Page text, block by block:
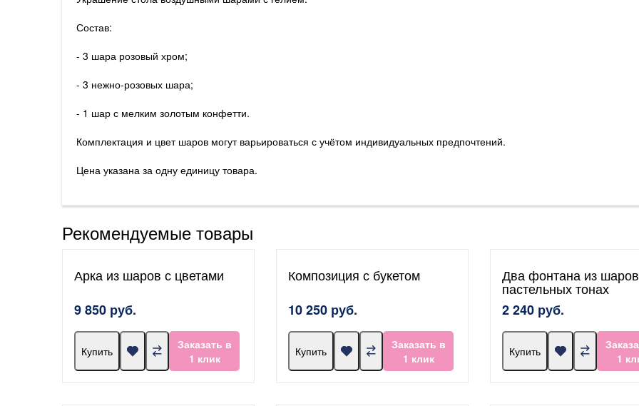
Состав:
- 3 шара розовый хром;
- 3 нежно-розовых шара;
- 1 шар с мелким золотым конфетти.
Комплектация и цвет шаров могут варьироваться с учётом индивидуальных предпочтений.
Цена указана за одну единицу товара.
Рекомендуемые товары
Арка из шаров с цветами
9 850 руб.
Купить
Заказать в
1 клик
Композиция с букетом
10 250 руб.
Купить
Заказать в
1 клик
Два фонтана из
пастельных тонах
2 240 руб.
Купить
1